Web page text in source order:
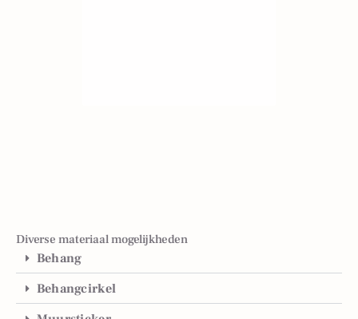
Diverse materiaal mogelijkheden
Behang
Behangcirkel